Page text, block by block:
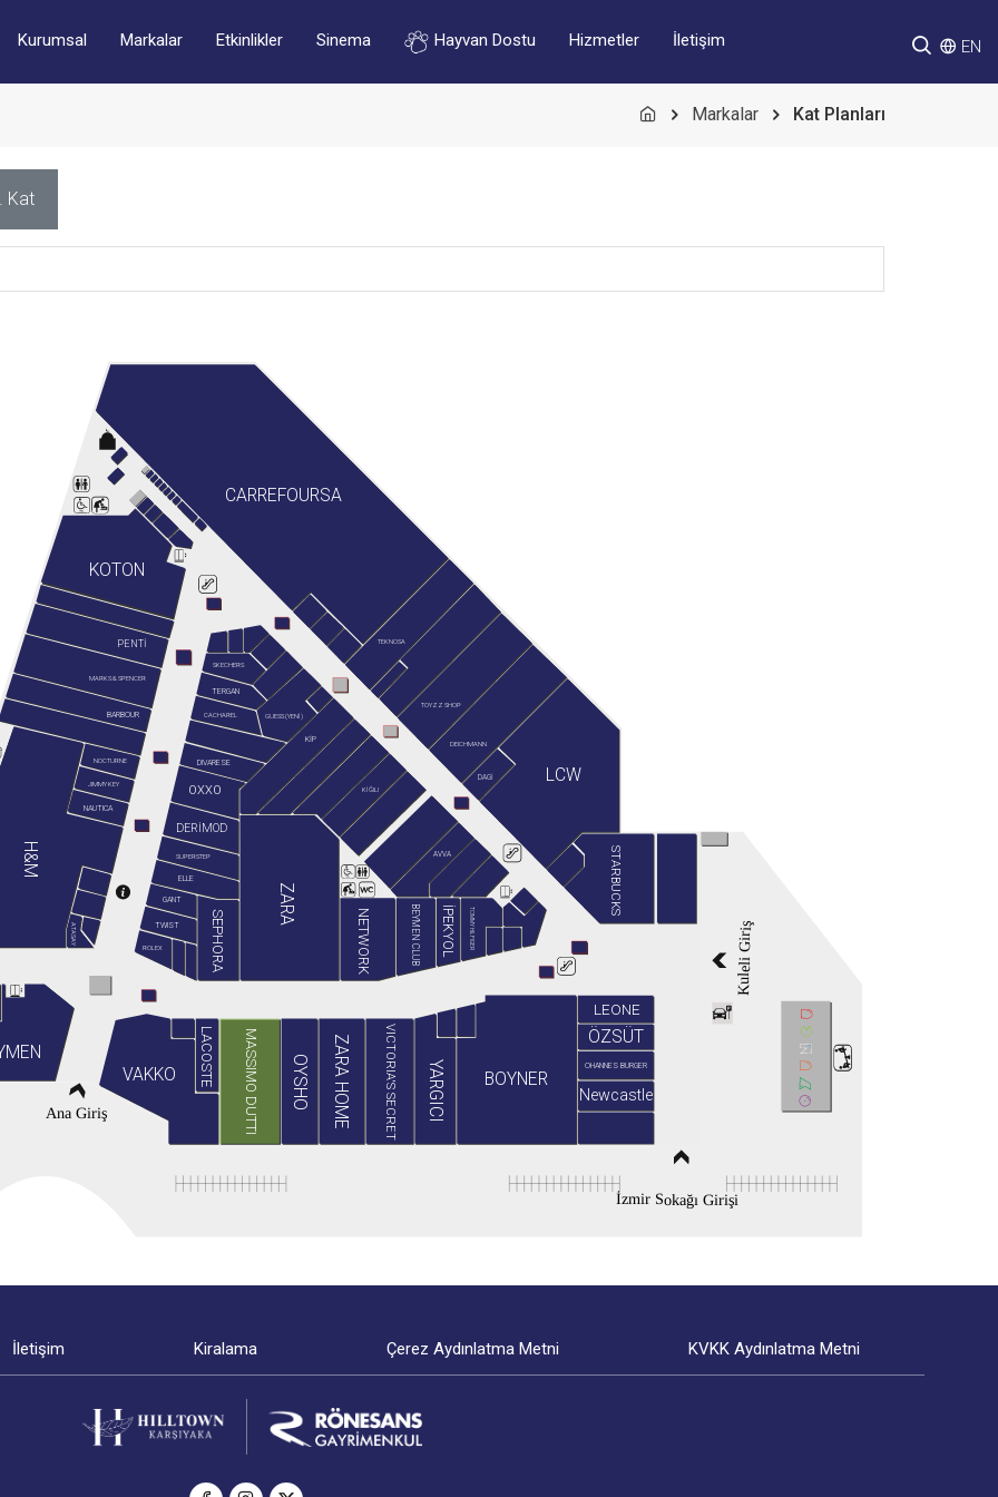
Kurumsal Markalar Etkinlikler Sinema Hayvan Dostu Hizmetler İletişim EN
Markalar Kat Planları
Kat
Ana Giriş
İzmir Sokağı Girişi
Kuleli Giriş
ATASAY
AVVA
BARBOUR
BEYMEN CLUB
BOYNER
CACHAREL
CARREFOURSA
DAGİ
DEICHMANN
DERİMOD
DIVARESE
ELLE
GANT
H&M
İPEKYOL
JIMMY KEY
KİĞILI
KİP
KOTON
LACOSTE
LCW
LEONE
MARKS & SPENCER
MASSIMO DUTTI
NAUTICA
NETWORK
NOCTURNE
OHANNES BURGER
OXXO
OYSHO
ÖZSÜT
PENTİ
ROLEX SEPHORA
SKECHERS
STARBUCKS
SUPERSTEP
TEKNOSA
TERGAN
TOMMY HILFIGER
TOYZZ SHOP
TWIST
VAKKO VICTORIA'S SECRET YARGICI
ZARA
ZARA HOME Newcastle
GUESS (YENİ)
İletişim Kiralama Çerez Aydınlatma Metni KVKK Aydınlatma Metni